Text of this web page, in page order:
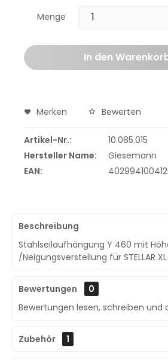
Menge
In den
Merken Bewerten
Artikel-Nr.:
10.085.015
Hersteller Name:
Giesemann
EAN:
Beschreibung
Stahlseilaufhängung Y 460 mit
/Neigungsverstellung für STELLAR
Bewertungen
0
Bewertungen lesen, schreiben und
Zubehör 1